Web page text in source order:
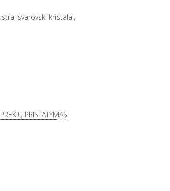
svarovski kristalai,
PREKIŲ PRISTATYMAS